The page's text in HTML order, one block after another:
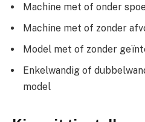
Machine met of onder
Machine met of zonder
Model met of zonder
Enkelwandig of
model